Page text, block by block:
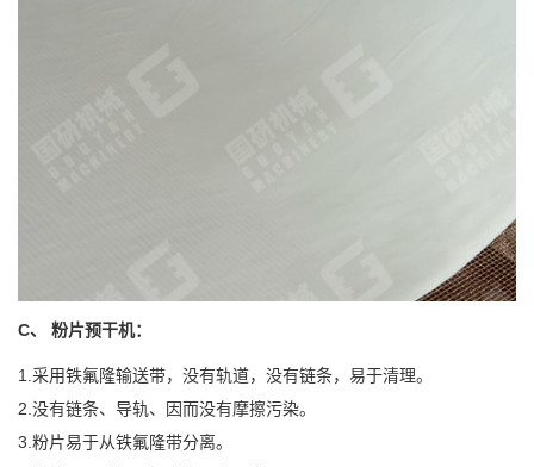
C、 粉片预干机：
1.采用铁氟隆输送带，没有轨道，没有链条，易于清理。
2.没有链条、导轨、因而没有摩擦污染。
3.粉片易于从铁氟隆带分离。